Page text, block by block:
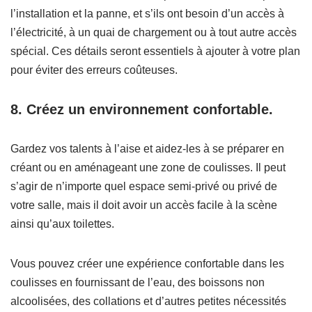
l’installation et la panne, et s’ils ont besoin d’un accès à
l’électricité, à un quai de chargement ou à tout autre accès
spécial. Ces détails seront essentiels à ajouter à votre plan
pour éviter des erreurs coûteuses.
8. Créez un environnement confortable.
Gardez vos talents à l’aise et aidez-les à se préparer en
créant ou en aménageant une zone de coulisses. Il peut
s’agir de n’importe quel espace semi-privé ou privé de
votre salle, mais il doit avoir un accès facile à la scène
ainsi qu’aux toilettes.
Vous pouvez créer une expérience confortable dans les
coulisses en fournissant de l’eau, des boissons non
alcoolisées, des collations et d’autres petites nécessités